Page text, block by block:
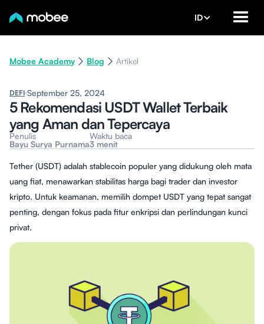
ID
Mobee Academy Blog Artikel
DEFI September 25, 2024
5 Rekomendasi USDT Wallet Terbaik
yang Aman dan Tepercaya
Penulis
Bayu Surya Purnama
Waktu baca
3 menit
Tether (USDT) adalah stablecoin populer yang didukung oleh mata
uang fiat, menawarkan stabilitas harga bagi trader dan investor
kripto. Untuk keamanan, memilih dompet USDT yang tepat sangat
penting, dengan fokus pada fitur enkripsi dan perlindungan kunci
privat.